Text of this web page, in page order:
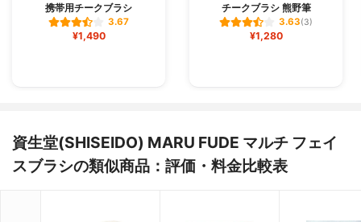
携帯用チークブラシ
3.67
¥1,490
チークブラシ 熊野筆
3.63(3)
¥1,280
資生堂(SHISEIDO) MARU FUDE マルチ フェイ
スブラシの類似商品：評価・料金比較表